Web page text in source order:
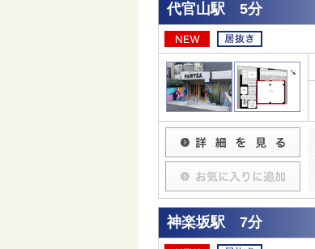
代官山駅 5分
神楽坂駅 7分